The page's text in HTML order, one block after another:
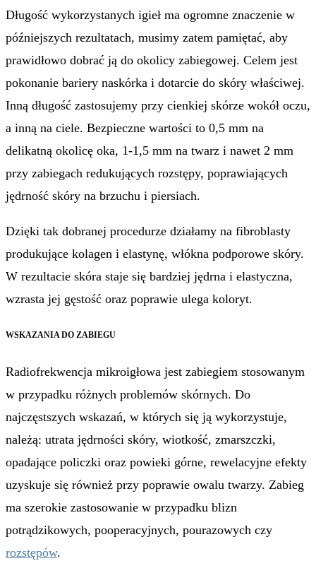
Długość wykorzystanych igieł ma ogromne znaczenie w
późniejszych rezultatach, musimy zatem pamiętać, aby
prawidłowo dobrać ją do okolicy zabiegowej. Celem jest
pokonanie bariery naskórka i dotarcie do skóry właściwej.
Inną długość zastosujemy przy cienkiej skórze wokół oczu,
a inną na ciele. Bezpieczne wartości to 0,5 mm na
delikatną okolicę oka, 1-1,5 mm na twarz i nawet 2 mm
przy zabiegach redukujących rozstępy, poprawiających
jędrność skóry na brzuchu i piersiach.
Dzięki tak dobranej procedurze działamy na fibroblasty
produkujące kolagen i elastynę, włókna podporowe skóry.
W rezultacie skóra staje się bardziej jędrna i elastyczna,
wzrasta jej gęstość oraz poprawie ulega koloryt.
WSKAZANIA DO ZABIEGU
Radiofrekwencja mikroigłowa jest zabiegiem stosowanym
w przypadku różnych problemów skórnych. Do
najczęstszych wskazań, w których się ją wykorzystuje,
należą: utrata jędrności skóry, wiotkość, zmarszczki,
opadające policzki oraz powieki górne, rewelacyjne efekty
uzyskuje się również przy poprawie owalu twarzy. Zabieg
ma szerokie zastosowanie w przypadku blizn
potrądzikowych, pooperacyjnych, pourazowych czy
rozstępów.